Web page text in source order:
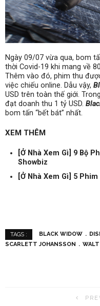
Ngày 09/07 vừa qua, bom
thời Covid-19 khi mang về
Thêm vào đó, phim thu
việc chiếu online. Dẫu vậy,
USD trên toàn thế giới.
đạt doanh thu 1 tỷ USD.
bom tấn “bết bát” nhất.
XEM THÊM
[Ở Nhà Xem Gì] 9 Bộ
Showbiz
[Ở Nhà Xem Gì] 5
TAGS : BLACK WIDOW
SCARLETT JOHANSSON